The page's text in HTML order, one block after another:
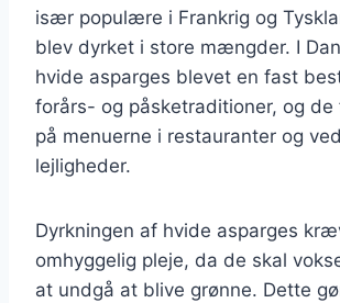
især populære i Frankrig og
blev dyrket i store mængder. I
hvide asparges blevet en fast
forårs- og påsketraditioner, og
på menuerne i restauranter og
lejligheder.
Dyrkningen af hvide asparges
omhyggelig pleje, da de skal
at undgå at blive grønne. Dette